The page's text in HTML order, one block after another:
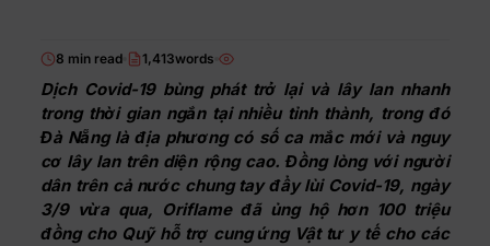
8 min read 1,413words
Dịch Covid-19 bùng phát trở lại và lây lan nhanh
trong thời gian ngắn tại nhiều tỉnh thành, trong đó
Đà Nẵng là địa phương có số ca mắc mới và nguy
cơ lây lan trên diện rộng cao. Đồng lòng với người
dân trên cả nước chung tay đẩy lùi Covid-19, ngày
3/9 vừa qua, Oriflame đã ủng hộ hơn 100 triệu
đồng cho Quỹ hỗ trợ cung ứng Vật tư y tế cho các